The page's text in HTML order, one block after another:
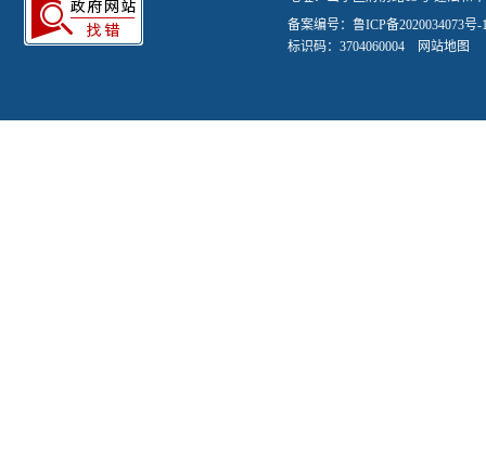
备案编号： 鲁ICP备2020034073号-
标识码：3704060004 网站地图